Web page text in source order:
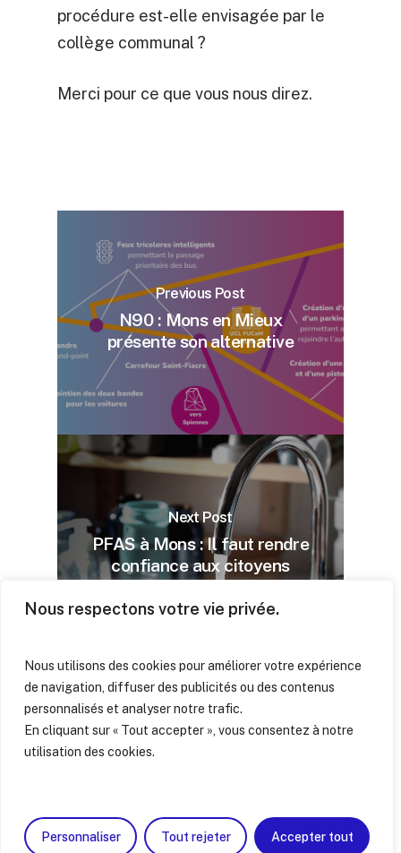
Nous respectons votre vie privée.
Nous utilisons des cookies pour améliorer votre expérience
de navigation, diffuser des publicités ou des contenus
personnalisés et analyser notre trafic.
En cliquant sur « Tout accepter », vous consentez à notre
utilisation des cookies.
Personnaliser Tout rejeter Accepter tout
procédure est-elle envisagée par le
collège communal ?
Merci pour ce que vous nous direz.
Previous Post
N90 : Mons en Mieux
présente son alternative
Next Post
PFAS à Mons : Il faut rendre
confiance aux citoyens
© 2022 Mons en mieux -
twitter facebookinstagram